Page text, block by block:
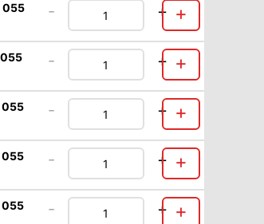
055 - + +
- + +
055 - + +
055 - + +
055 - + +